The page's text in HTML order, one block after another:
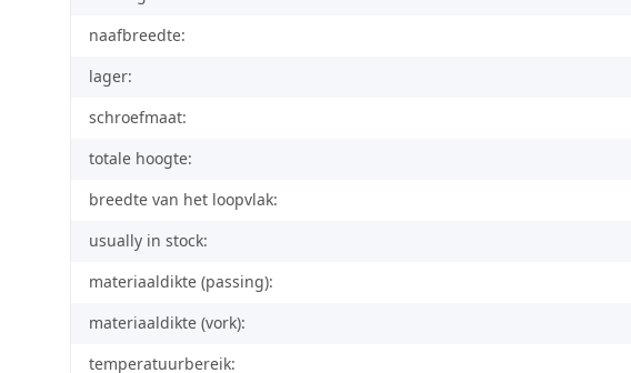
naafbreedte:
lager:
schroefmaat:
totale hoogte:
breedte van het loopvlak:
usually in stock:
materiaaldikte (passing):
materiaaldikte (vork):
temperatuurbereik: